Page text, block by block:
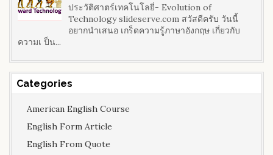
ประวัติศาตร์เทคโนโลยี่- Evolution of
Technology slideserve.com สวัสดีครับ วันนี้
อยากนำเสนอ เกร็ดความรู้ภาษาอังกฤษ เกี่ยวกับ
ความเ ป็น...
Categories
American English Course
English Form Article
English From Quote